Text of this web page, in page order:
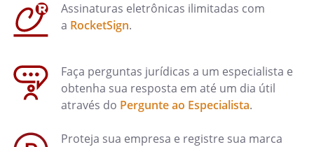
Assinaturas eletrônicas ilimitadas com
a RocketSign.
Faça perguntas jurídicas a um especialista e
obtenha sua resposta em até um dia útil
através do Pergunte ao Especialista.
Proteja sua empresa e registre sua marca